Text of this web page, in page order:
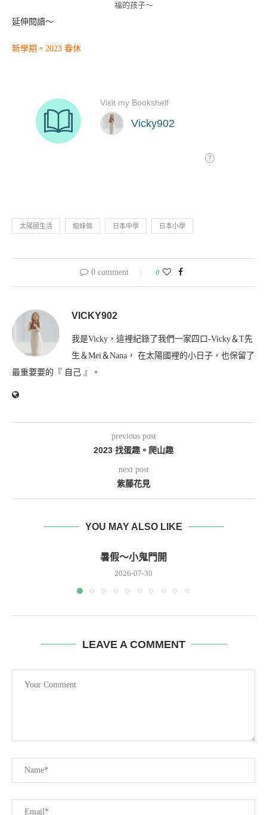
福的孩子～
延伸閱讀～
新學期。2023 春休
太陽國生活 姐妹倆 日本中學 日本小學
0 comment 0
VICKY902
我是Vicky，這裡紀錄了我們一家四口-Vicky＆T先
生＆Mei＆Nana， 在太陽國裡的小日子，也保留了
最重要要的『 自己 』。
previous post
2023 找蛋趣。爬山趣
next post
紫藤花見
YOU MAY ALSO LIKE
暑假～小鬼門開
2026-07-30
LEAVE A COMMENT